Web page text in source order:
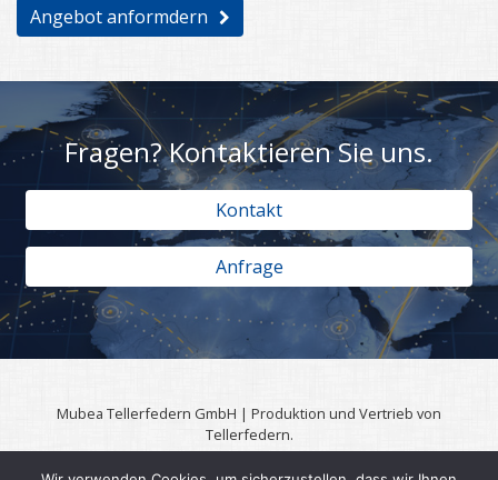
Angebot anformdern
Fragen? Kontaktieren Sie uns.
Kontakt
Anfrage
Mubea Tellerfedern GmbH | Produktion und Vertrieb von
Tellerfedern.